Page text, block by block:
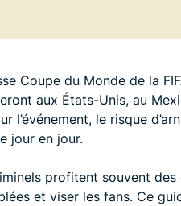
Coupe du Monde de la
aux États-Unis, au
l’événement, le risque
jour en jour.
profitent souvent
et viser les fans. Ce